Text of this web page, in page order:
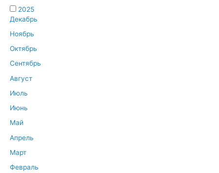
2025
Декабрь
Ноябрь
Октябрь
Сентябрь
Август
Июль
Июнь
Май
Апрель
Март
Февраль